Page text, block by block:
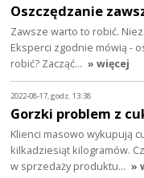
Oszczędzanie
Zawsze warto to robić.
Eksperci zgodnie mówią -
robić? Zacząć… » więcej
2022-08-17, godz. 13:38
Gorzki problem z
Klienci masowo wykupują
kilkadziesiąt kilogramów.
w sprzedaży produktu… »